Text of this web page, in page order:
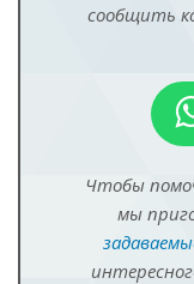
сообщить
Чтобы
мы